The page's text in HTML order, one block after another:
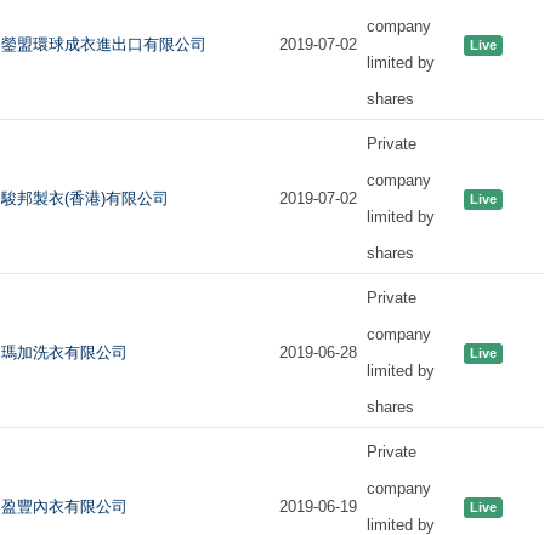
鎣盟環球成衣進出口有限公司 2019-07-02
company
limited by
shares
Live
駿邦製衣(香港)有限公司 2019-07-02
Private
company
limited by
shares
Live
瑪加洗衣有限公司 2019-06-28
Private
company
limited by
shares
Live
盈豐內衣有限公司 2019-06-19
Private
company
limited by
Live